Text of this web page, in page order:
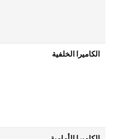
الكاميرا الخلفية